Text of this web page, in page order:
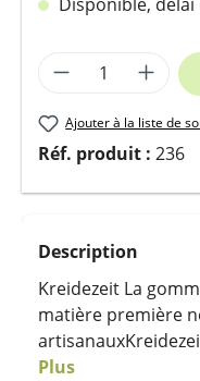
Quantité de
Ajouter à la liste de
Réf. produit : 236
Description
Kreidezeit La
matière première
Plus